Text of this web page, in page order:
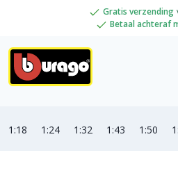
Gratis verzending
Betaal achteraf
1:18 1:24 1:32 1:43 1:50